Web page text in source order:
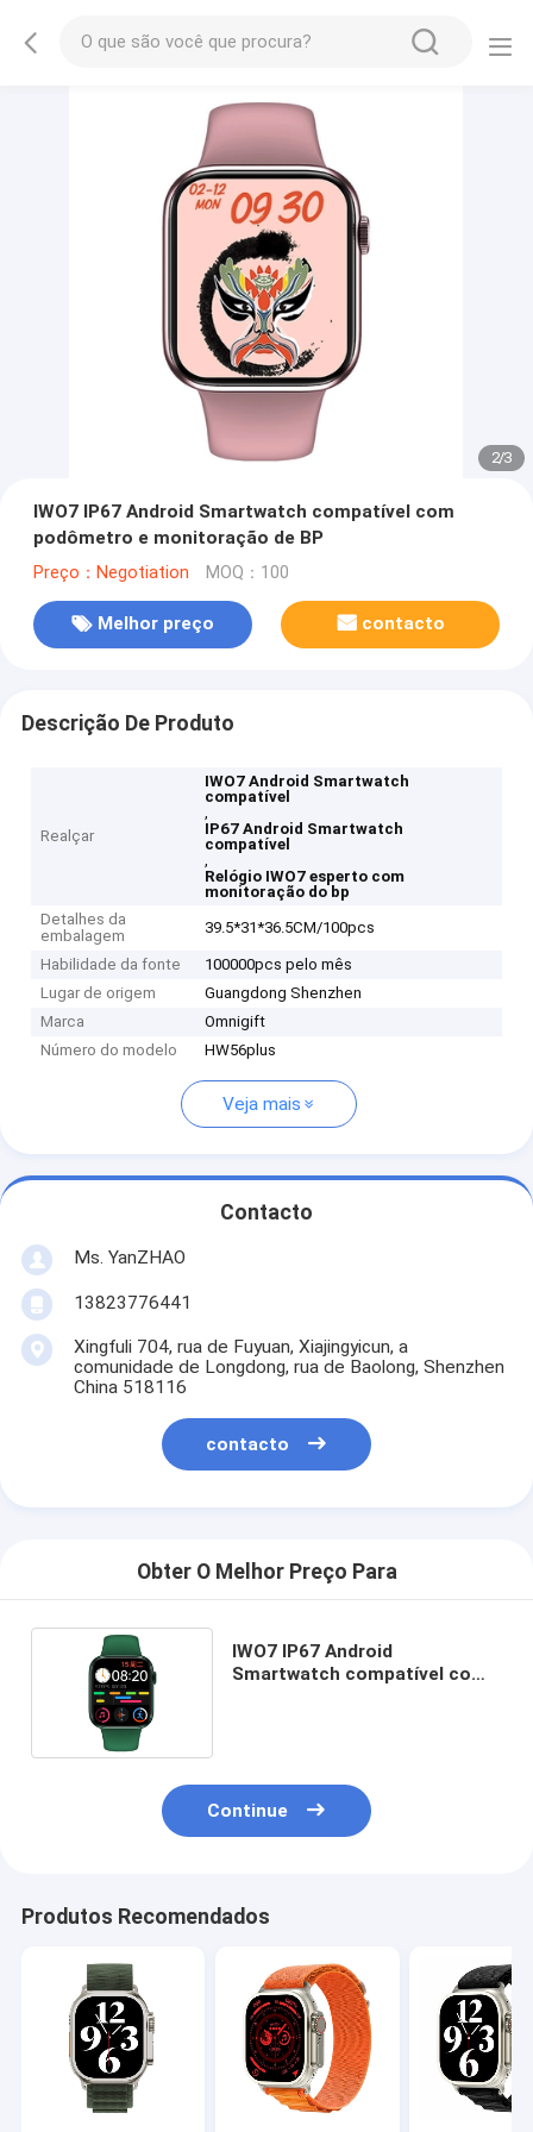
2/3
IWO7 IP67 Android Smartwatch compatível com
podômetro e monitoração de BP
Preço：Negotiation MOQ：100
Melhor preço contacto
Descrição De Produto
Realçar
IWO7 Android Smartwatch
compatível
,
IP67 Android Smartwatch
compatível
,
Relógio IWO7 esperto com
monitoração do bp
Detalhes da
embalagem
39.5*31*36.5CM/100pcs
Habilidade da fonte
100000pcs pelo mês
Lugar de origem
Guangdong Shenzhen
Marca
Omnigift
Número do modelo
HW56plus
Veja mais
Contacto
Ms. YanZHAO
13823776441
Xingfuli 704, rua de Fuyuan, Xiajingyicun, a
comunidade de Longdong, rua de Baolong, Shenzhen
China 518116
contacto
Obter O Melhor Preço Para
IWO7 IP67 Android
Smartwatch compatível com
Continue
Produtos Recomendados